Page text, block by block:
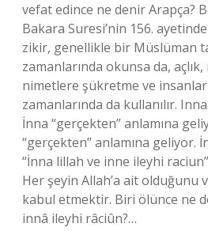
vefat edince ne denir Arapça?
Bakara Suresi’nin 156.
zikir, genellikle bir Müslüman
zamanlarında okunsa da, açlık,
nimetlere şükretme ve
zamanlarında da kullanılır.
İnna “gerçekten” anlamına
“gerçekten” anlamına geliyor.
“İnna lillah ve inne ileyhi
Her şeyin Allah’a ait olduğunu
kabul etmektir. Biri ölünce ne
innâ ileyhi râciûn?…